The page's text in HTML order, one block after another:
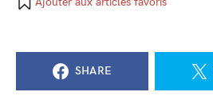
SHARE